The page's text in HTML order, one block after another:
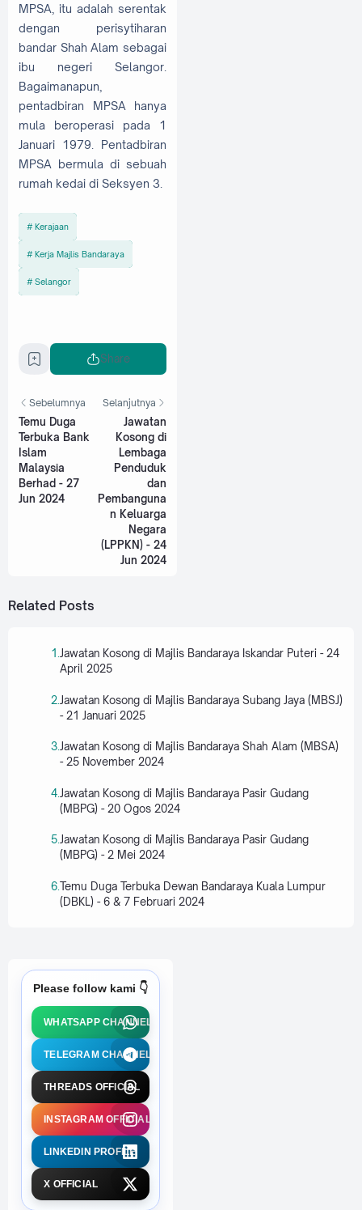
MPSA, itu adalah serentak
dengan perisytiharan
bandar Shah Alam sebagai
ibu negeri Selangor.
Bagaimanapun,
pentadbiran MPSA hanya
mula beroperasi pada 1
Januari 1979. Pentadbiran
MPSA bermula di sebuah
rumah kedai di Seksyen 3.
Kerajaan
Kerja Majlis Bandaraya
Selangor
Share
Sebelumnya
Temu Duga
Terbuka Bank
Islam
Malaysia
Berhad - 27
Jun 2024
Selanjutnya
Jawatan
Kosong di
Lembaga
Penduduk
dan
Pembanguna
n Keluarga
Negara
(LPPKN) - 24
Jun 2024
Related Posts
Jawatan Kosong di Majlis Bandaraya Iskandar Puteri - 24
April 2025
Jawatan Kosong di Majlis Bandaraya Subang Jaya (MBSJ)
- 21 Januari 2025
Jawatan Kosong di Majlis Bandaraya Shah Alam (MBSA)
- 25 November 2024
Jawatan Kosong di Majlis Bandaraya Pasir Gudang
(MBPG) - 20 Ogos 2024
Jawatan Kosong di Majlis Bandaraya Pasir Gudang
(MBPG) - 2 Mei 2024
Temu Duga Terbuka Dewan Bandaraya Kuala Lumpur
(DBKL) - 6 & 7 Februari 2024
Please follow kami 👇
WHATSAPP CHANNEL
TELEGRAM CHANNEL
THREADS OFFICIAL
INSTAGRAM OFFICIAL
LINKEDIN PROFILE
X OFFICIAL